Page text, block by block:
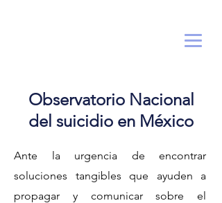
Observatorio Nacional
del suicidio en México
Ante la urgencia de encontrar
soluciones tangibles que ayuden a
propagar y comunicar sobre el